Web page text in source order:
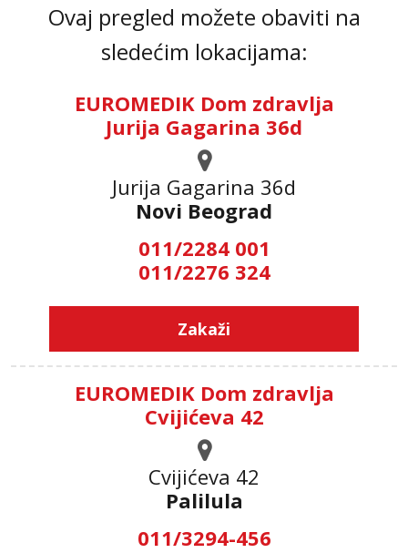
Ovaj pregled možete obaviti na
sledećim lokacijama:
EUROMEDIK Dom zdravlja
Jurija Gagarina 36d
Jurija Gagarina 36d
Novi Beograd
011/2284 001
011/2276 324
Zakaži
EUROMEDIK Dom zdravlja
Cvijićeva 42
Cvijićeva 42
Palilula
011/3294-456